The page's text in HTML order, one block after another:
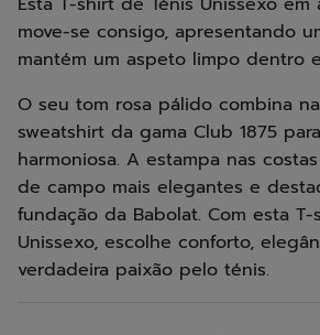
move-se consigo, apresentando
mantém um aspeto limpo dentro
O seu tom rosa pálido combina
sweatshirt da gama Club 1875
harmoniosa. A estampa nas
de campo mais elegantes e
fundação da Babolat. Com esta T-
Unissexo, escolhe conforto,
verdadeira paixão pelo ténis.